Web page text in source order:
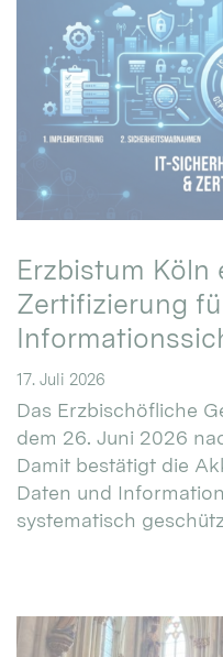
Erzbistum Köln
Zertifizierung
17. Juli 2026
Das Erzbischöfliche
dem 26. Juni 2026
Damit bestätigt die
Daten und
systematisch